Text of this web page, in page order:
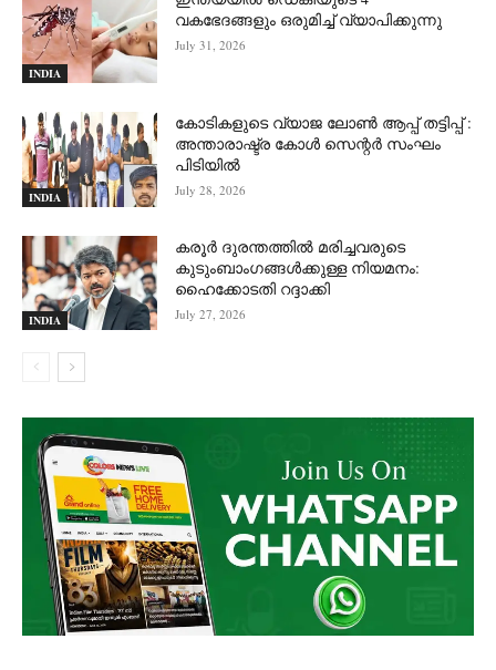
INDIA
വകഭേദങ്ങളും ഒരുമിച്ച് വ്യാപിക്കുന്നു
July 31, 2026
INDIA
കോടികളുടെ വ്യാജ ലോൺ ആപ്പ് തട്ടിപ്പ് :
അന്താരാഷ്ട്ര കോൾ സെന്റർ സംഘം
പിടിയില്‍
July 28, 2026
INDIA
കരൂർ ദുരന്തത്തിൽ മരിച്ചവരുടെ
കുടുംബാംഗങ്ങൾക്കുള്ള നിയമനം:
ഹൈക്കോടതി റദ്ദാക്കി
July 27, 2026